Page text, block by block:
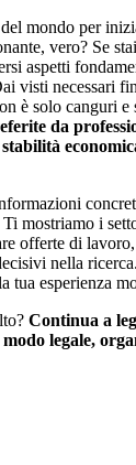
mondo per
vero? Se
aspetti
visti necessari
è solo canguri e
da
mostriamo i
offerte di
nella
tua esperienza
Continua a
legale,